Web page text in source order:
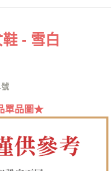
頁面顯示為準，若有關於
support/home
將交易相關給付款項請求債
護人之同意方可使用
- 雪白
單品圖★